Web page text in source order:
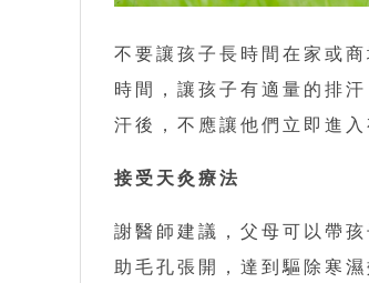
不要讓孩子長時間在家或
時間，讓孩子有適量的排
汗後，不應讓他們立即進
接受天灸療法
謝醫師建議，父母可以帶
助毛孔張開，達到驅除寒